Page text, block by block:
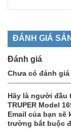
ĐÁNH GIÁ
Đánh giá
Chưa có đánh giá
Hãy là người đầu
TRUPER Model
Email của bạn
trường bắt buộc